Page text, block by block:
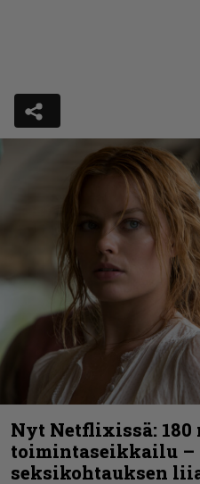
Nyt Netflixissä: 180
toimintaseikkailu –
seksikohtauksen